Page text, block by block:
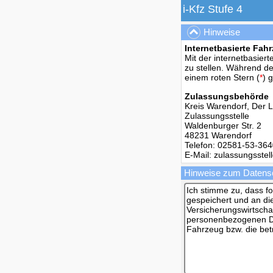
i-Kfz Stufe 4
i-Kfz Stufe 4
Hinweise
Internetbasierte
Mit der
zu stellen. Während
einem roten Stern (*)
Zulassungsbehörde
Kreis Warendorf, Der
Zulassungsstelle
Waldenburger Str. 2
48231 Warendorf
Telefon: 02581-53-
E-Mail:
Hinweise zum
Ich stimme zu, dass
gespeichert und an
personenbezogenen
Fahrzeug bzw. die